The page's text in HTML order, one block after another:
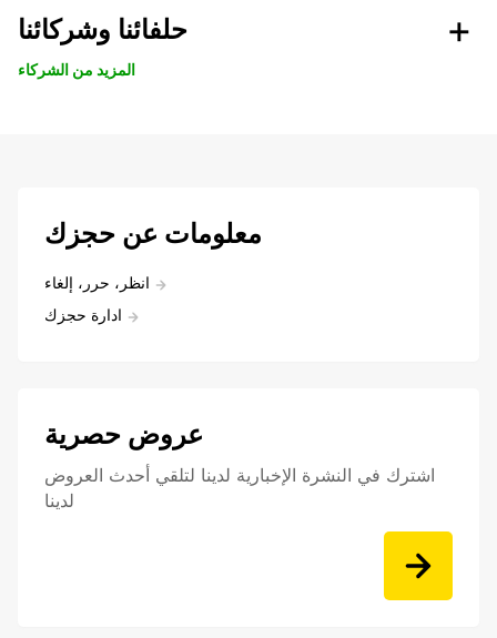
حلفائنا وشركائنا
المزيد من الشركاء
معلومات عن حجزك
انظر، حرر، إلغاء
ادارة حجزك
عروض حصرية
اشترك في النشرة الإخبارية لدينا لتلقي أحدث العروض
لدينا